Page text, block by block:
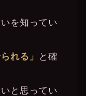
を知ってい
れる」
と確
と思ってい